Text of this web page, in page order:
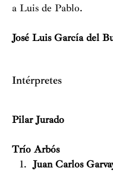
a Luis de Pablo.
José Luis García del
Intérpretes
Pilar Jurado
Trío Arbós
Juan Carlos